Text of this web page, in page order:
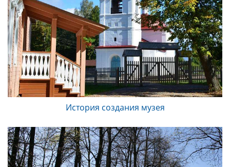
История создания музея